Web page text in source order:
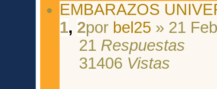
EMBARAZOS
1, 2por bel25 » 21
21 Respuestas
31406 Vistas